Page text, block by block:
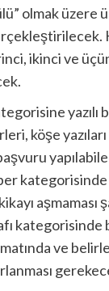
olmak üzere
ikinci ve
yazılı
köşe
aşmaması
kategorisinde
ve